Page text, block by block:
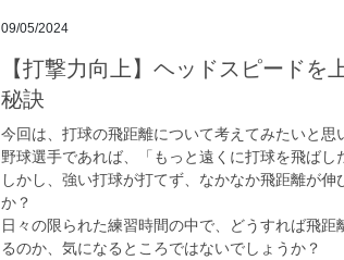
09/05/2024
【打撃力向上】ヘッドスピードを
秘訣
今回は、打球の飛距離について考えてみたいと思
野球選手であれば、「もっと遠くに打球を飛ばし
しかし、強い打球が打てず、なかなか飛距離が
か？
日々の限られた練習時間の中で、どうすれば飛
るのか、気になるところではないでしょうか？